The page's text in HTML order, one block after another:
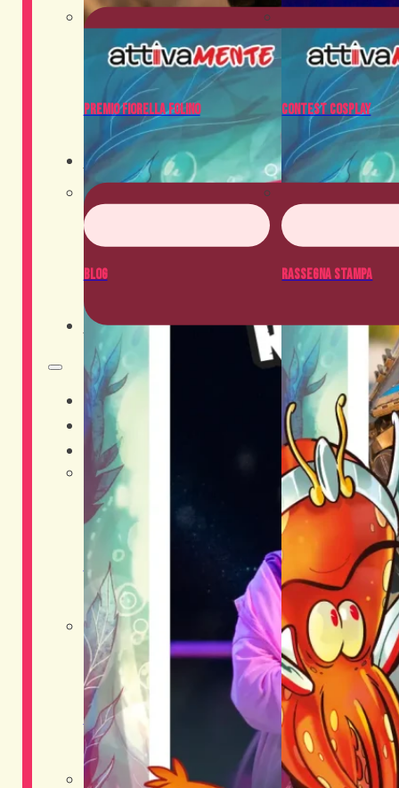
Premio Fiorella Folino Contest Cosplay
News
Blog Rassegna Stampa
Crowdfunding
HOME
CHI SIAMO
DISTRETTI
Adventure District Live District
Musica Shopping District